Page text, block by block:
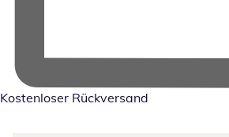
Kostenloser Rückversand